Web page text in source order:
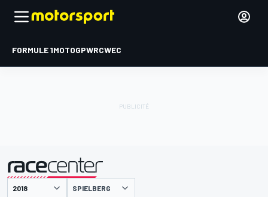
FORMULE 1MOTOGPWRCWEC
présenté par SPIELBERG